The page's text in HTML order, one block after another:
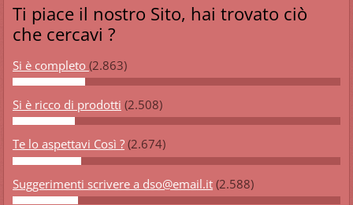
Ti piace il nostro Sito, hai trovato ciò
che cercavi ?
Si è completo (2.863)
Si è ricco di prodotti (2.508)
Te lo aspettavi Così ? (2.674)
Suggerimenti scrivere a dso@email.it (2.588)